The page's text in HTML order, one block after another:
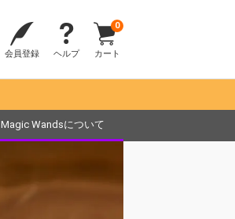
会員登録 ヘルプ カート
0
Magic Wandsについて